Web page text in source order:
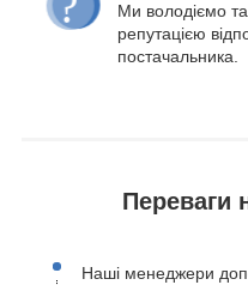
Ми володіємо
репутацією
постачальника.
Переваги
Наші менеджери